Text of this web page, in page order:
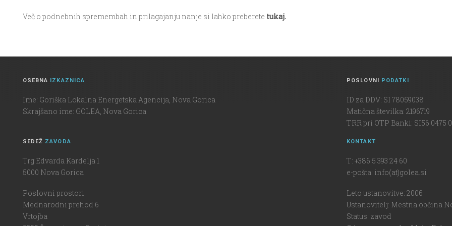
Več o podnebnih spremembah in prilagajanju nanje si lahko preberete tukaj.
OSEBNA IZKAZNICA
Ime: Goriška Lokalna Energetska Agencija, Nova Gorica
Skrajšano ime: GOLEA, Nova Gorica
POSLOVNI PODATKI
ID za DDV: SI 78059038
Matična številka: 2196719
TRR pri OTP Banki: SI56 0475
SEDEŽ ZAVODA
Trg Edvarda Kardelja 1
5000 Nova Gorica
Poslovni prostori:
Mednarodni prehod 6
Vrtojba
KONTAKT
T: +386 5 393 24 60
e-pošta: info(at)golea.si
Leto ustanovitve: 2006
Ustanovitelj: Mestna občina
Status: zavod